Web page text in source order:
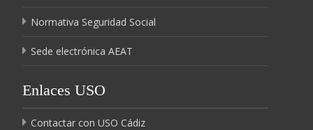
Normativa Seguridad Social
Sede electrónica AEAT
Enlaces USO
Contactar con USO Cádiz